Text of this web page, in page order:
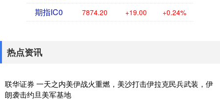
期指IC0 7874.20 +19.00 +0.24%
热点资讯
联华证券 一天之内美伊战火重燃，美沙打击伊拉克民兵武装，伊
朗袭击约旦美军基地